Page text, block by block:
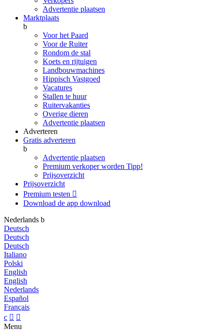
Advertentie plaatsen
Marktplaats
b
Voor het Paard
Voor de Ruiter
Rondom de stal
Koets en rijtuigen
Landbouwmachines
Hippisch Vastgoed
Vacatures
Stallen te huur
Ruitervakanties
Overige dieren
Advertentie plaatsen
Adverteren
Gratis adverteren
b
Advertentie plaatsen
Premium verkoper worden Tipp!
Prijsoverzicht
Prijsoverzicht
Premium testen 
Download de app download
Nederlands b
Deutsch
Deutsch
Deutsch
Italiano
Polski
English
English
Nederlands
Español
Français
c  
Menu